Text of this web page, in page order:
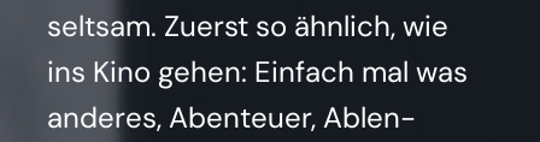
selt­sam. Zuerst so ähn­lich, wie
ins Kino gehen: Ein­fach mal was
ande­res, Aben­teu­er, Ablen­